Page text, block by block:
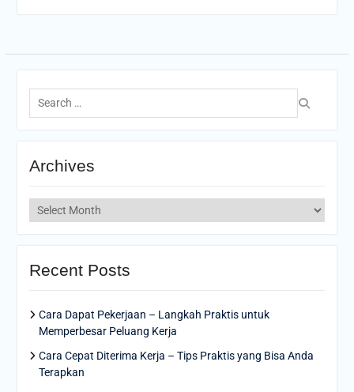
Search
for:
Archives
Archives
Recent Posts
Cara Dapat Pekerjaan – Langkah Praktis untuk
Memperbesar Peluang Kerja
Cara Cepat Diterima Kerja – Tips Praktis yang Bisa Anda
Terapkan